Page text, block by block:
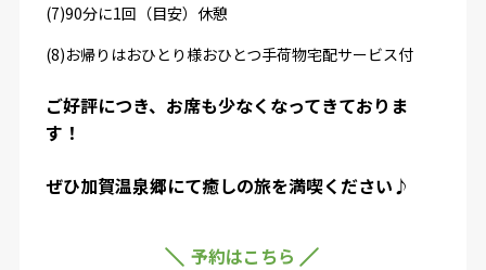
(7)90分に1回（目安）休憩
(8)お帰りはおひとり様おひとつ手荷物宅配サービス付
ご好評につき、お席も少なくなってきておりま
す！
ぜひ加賀温泉郷にて癒しの旅を満喫ください♪
予約はこちら